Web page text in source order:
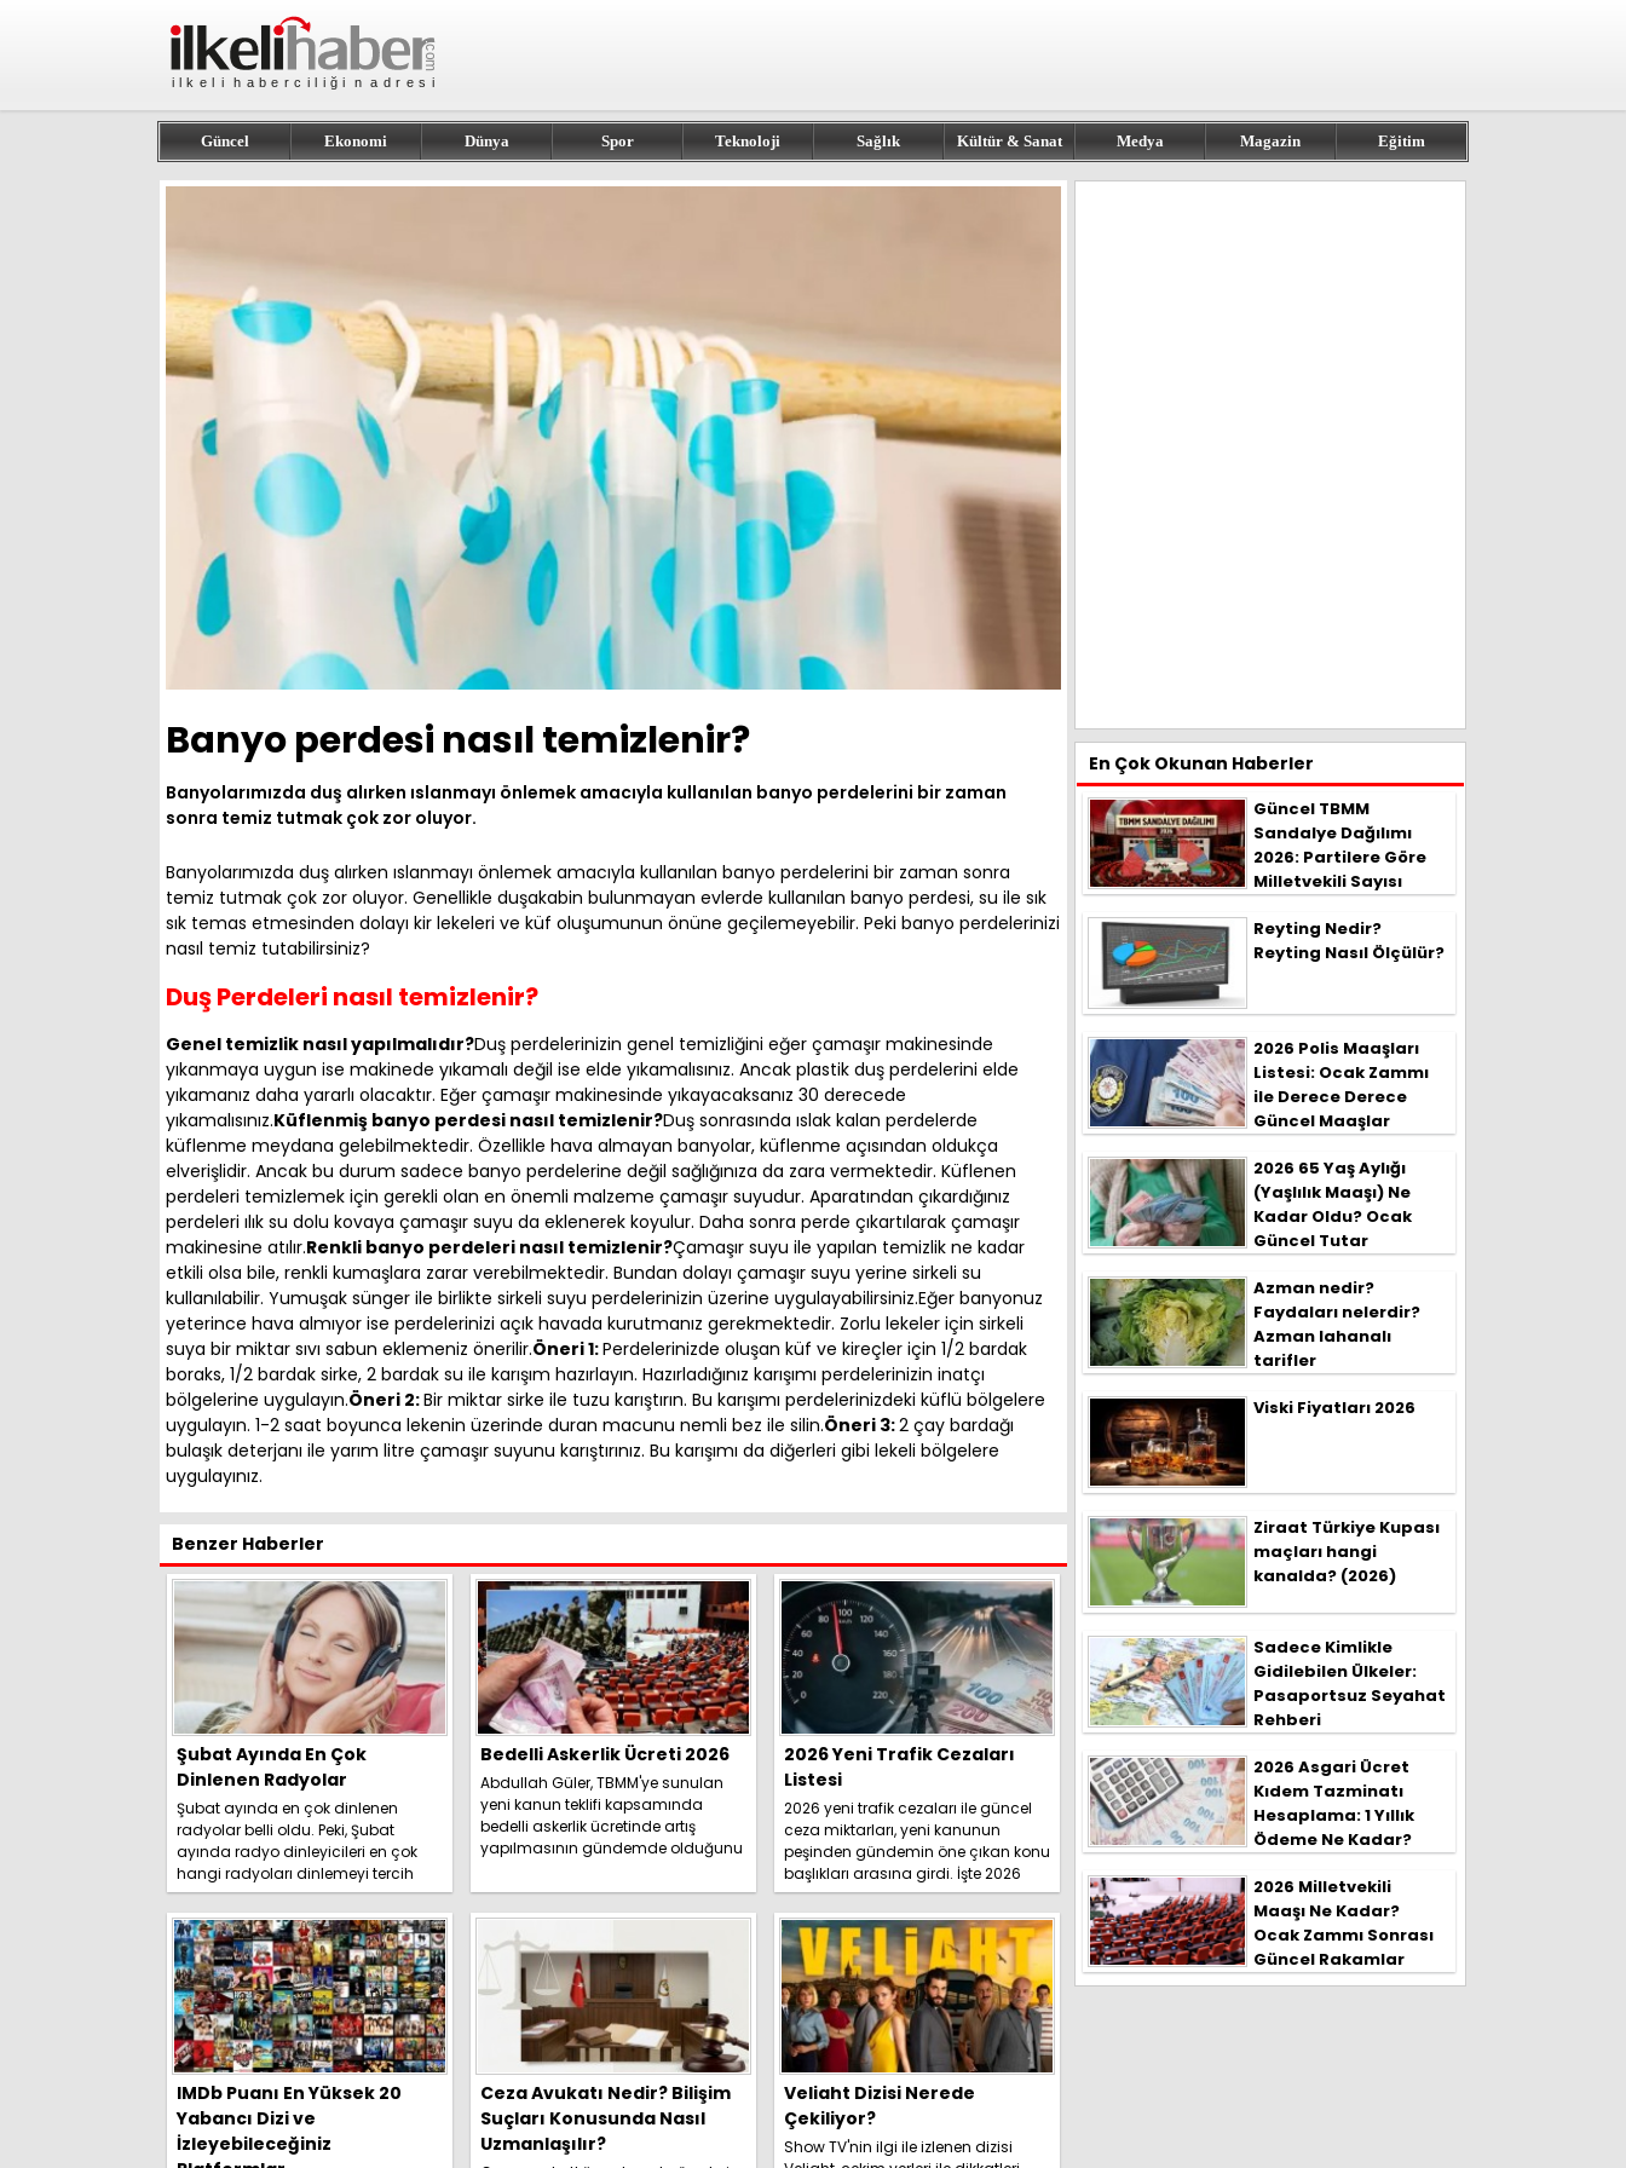
Güncel Ekonomi Dünya Spor Teknoloji Sağlık Kültür & Sanat Medya Magazin Eğitim
Banyo perdesi nasıl temizlenir?
Banyolarımızda duş alırken ıslanmayı önlemek amacıyla kullanılan banyo perdelerini bir zaman
sonra temiz tutmak çok zor oluyor.
Banyolarımızda duş alırken ıslanmayı önlemek amacıyla kullanılan banyo perdelerini bir zaman sonra
temiz tutmak çok zor oluyor. Genellikle duşakabin bulunmayan evlerde kullanılan banyo perdesi, su ile sık
sık temas etmesinden dolayı kir lekeleri ve küf oluşumunun önüne geçilemeyebilir. Peki banyo perdelerinizi
nasıl temiz tutabilirsiniz?
Duş Perdeleri nasıl temizlenir?
Genel temizlik nasıl yapılmalıdır?Duş perdelerinizin genel temizliğini eğer çamaşır makinesinde
yıkanmaya uygun ise makinede yıkamalı değil ise elde yıkamalısınız. Ancak plastik duş perdelerini elde
yıkamanız daha yararlı olacaktır. Eğer çamaşır makinesinde yıkayacaksanız 30 derecede
yıkamalısınız.Küflenmiş banyo perdesi nasıl temizlenir?Duş sonrasında ıslak kalan perdelerde
küflenme meydana gelebilmektedir. Özellikle hava almayan banyolar, küflenme açısından oldukça
elverişlidir. Ancak bu durum sadece banyo perdelerine değil sağlığınıza da zara vermektedir. Küflenen
perdeleri temizlemek için gerekli olan en önemli malzeme çamaşır suyudur. Aparatından çıkardığınız
perdeleri ılık su dolu kovaya çamaşır suyu da eklenerek koyulur. Daha sonra perde çıkartılarak çamaşır
makinesine atılır.Renkli banyo perdeleri nasıl temizlenir?Çamaşır suyu ile yapılan temizlik ne kadar
etkili olsa bile, renkli kumaşlara zarar verebilmektedir. Bundan dolayı çamaşır suyu yerine sirkeli su
kullanılabilir. Yumuşak sünger ile birlikte sirkeli suyu perdelerinizin üzerine uygulayabilirsiniz.Eğer banyonuz
yeterince hava almıyor ise perdelerinizi açık havada kurutmanız gerekmektedir. Zorlu lekeler için sirkeli
suya bir miktar sıvı sabun eklemeniz önerilir.Öneri 1:Perdelerinizde oluşan küf ve kireçler için 1/2 bardak
boraks, 1/2 bardak sirke, 2 bardak su ile karışım hazırlayın. Hazırladığınız karışımı perdelerinizin inatçı
bölgelerine uygulayın.Öneri 2:Bir miktar sirke ile tuzu karıştırın. Bu karışımı perdelerinizdeki küflü bölgelere
uygulayın. 1-2 saat boyunca lekenin üzerinde duran macunu nemli bez ile silin.Öneri 3:2 çay bardağı
bulaşık deterjanı ile yarım litre çamaşır suyunu karıştırınız. Bu karışımı da diğerleri gibi lekeli bölgelere
uygulayınız.
Benzer Haberler
Şubat Ayında En Çok
Dinlenen Radyolar
Şubat ayında en çok dinlenen
radyolar belli oldu. Peki, Şubat
ayında radyo dinleyicileri en çok
hangi radyoları dinlemeyi tercih
etti? İşte detaylar.....
Bedelli Askerlik Ücreti 2026
Abdullah Güler, TBMM'ye sunulan
yeni kanun teklifi kapsamında
bedelli askerlik ücretinde artış
yapılmasının gündemde olduğunu
2026 Yeni Trafik Cezaları
Listesi
2026 yeni trafik cezaları ile güncel
ceza miktarları, yeni kanunun
peşinden gündemin öne çıkan konu
başlıkları arasına girdi. İşte 2026
yeni trafik ce...
IMDb Puanı En Yüksek 20
Yabancı Dizi ve
İzleyebileceğiniz
Ceza Avukatı Nedir? Bilişim
Suçları Konusunda Nasıl
Uzmanlaşılır?
Veliaht Dizisi Nerede
Çekiliyor?
Show TV'nin ilgi ile izlenen dizisi
En Çok Okunan Haberler
Güncel TBMM
Sandalye Dağılımı
2026: Partilere Göre
Milletvekili Sayısı
Reyting Nedir?
Reyting Nasıl Ölçülür?
2026 Polis Maaşları
Listesi: Ocak Zammı
ile Derece Derece
Güncel Maaşlar
2026 65 Yaş Aylığı
(Yaşlılık Maaşı) Ne
Kadar Oldu? Ocak
Güncel Tutar
Azman nedir?
Faydaları nelerdir?
Azman lahanalı
tarifler
Viski Fiyatları 2026
Ziraat Türkiye Kupası
maçları hangi
kanalda? (2026)
Sadece Kimlikle
Gidilebilen Ülkeler:
Pasaportsuz Seyahat
Rehberi
2026 Asgari Ücret
Kıdem Tazminatı
Hesaplama: 1 Yıllık
Ödeme Ne Kadar?
2026 Milletvekili
Maaşı Ne Kadar?
Ocak Zammı Sonrası
Güncel Rakamlar